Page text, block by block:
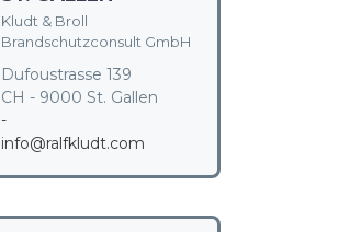
Kludt & Broll
Brandschutzconsult GmbH
Dufoustrasse 139
CH - 9000 St. Gallen
-
info@ralfkludt.com